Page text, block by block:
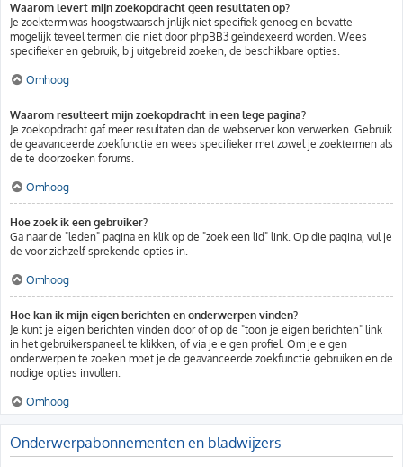
Waarom levert mijn zoekopdracht geen resultaten op?
Je zoekterm was hoogstwaarschijnlijk niet specifiek genoeg en bevatte
mogelijk teveel termen die niet door phpBB3 geïndexeerd worden. Wees
specifieker en gebruik, bij uitgebreid zoeken, de beschikbare opties.
Omhoog
Waarom resulteert mijn zoekopdracht in een lege pagina?
Je zoekopdracht gaf meer resultaten dan de webserver kon verwerken. Gebruik
de geavanceerde zoekfunctie en wees specifieker met zowel je zoektermen als
de te doorzoeken forums.
Omhoog
Hoe zoek ik een gebruiker?
Ga naar de "leden" pagina en klik op de "zoek een lid" link. Op die pagina, vul je
de voor zichzelf sprekende opties in.
Omhoog
Hoe kan ik mijn eigen berichten en onderwerpen vinden?
Je kunt je eigen berichten vinden door of op de "toon je eigen berichten" link
in het gebruikerspaneel te klikken, of via je eigen profiel. Om je eigen
onderwerpen te zoeken moet je de geavanceerde zoekfunctie gebruiken en de
nodige opties invullen.
Omhoog
Onderwerpabonnementen en bladwijzers